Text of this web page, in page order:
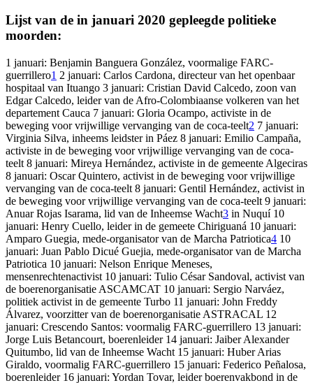
Lijst van de in januari 2020 gepleegde politieke
moorden:
1 januari: Benjamin Banguera González, voormalige FARC-
guerrillero1 2 januari: Carlos Cardona, directeur van het openbaar
hospitaal van Ituango 3 januari: Cristian David Calcedo, zoon van
Edgar Calcedo, leider van de Afro-Colombiaanse volkeren van het
departement Cauca 7 januari: Gloria Ocampo, activiste in de
beweging voor vrijwillige vervanging van de coca-teelt2 7 januari:
Virginia Silva, inheems leidster in Páez 8 januari: Emilio Campaña,
activiste in de beweging voor vrijwillige vervanging van de coca-
teelt 8 januari: Mireya Hernández, activiste in de gemeente Algeciras
8 januari: Oscar Quintero, activist in de beweging voor vrijwillige
vervanging van de coca-teelt 8 januari: Gentil Hernández, activist in
de beweging voor vrijwillige vervanging van de coca-teelt 9 januari:
Anuar Rojas Isarama, lid van de Inheemse Wacht3 in Nuquí 10
januari: Henry Cuello, leider in de gemeete Chiriguaná 10 januari:
Amparo Guegia, mede-organisator van de Marcha Patriotica4 10
januari: Juan Pablo Dicué Guejia, mede-organisator van de Marcha
Patriotica 10 januari: Nelson Enrique Meneses,
mensenrechtenactivist 10 januari: Tulio César Sandoval, activist van
de boerenorganisatie ASCAMCAT 10 januari: Sergio Narváez,
politiek activist in de gemeente Turbo 11 januari: John Freddy
Álvarez, voorzitter van de boerenorganisatie ASTRACAL 12
januari: Crescendo Santos: voormalig FARC-guerrillero 13 januari:
Jorge Luis Betancourt, boerenleider 14 januari: Jaiber Alexander
Quitumbo, lid van de Inheemse Wacht 15 januari: Huber Arias
Giraldo, voormalig FARC-guerrillero 15 januari: Federico Peñalosa,
boerenleider 16 januari: Yordan Tovar, leider boerenvakbond in de